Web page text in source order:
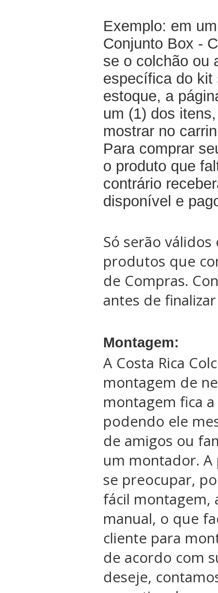
Exemplo: em
Conjunto Box -
se o colchão ou
específica do kit
estoque, a
um (1) dos
mostrar no
Para comprar
o produto que
contrário
disponível e
Só serão válidos
produtos que
de Compras.
antes de
Montagem:
A Costa Rica
montagem de
montagem fica
podendo ele
de amigos ou
um montador. A
se preocupar,
fácil montagem,
manual, o que
cliente para
de acordo com
deseje,